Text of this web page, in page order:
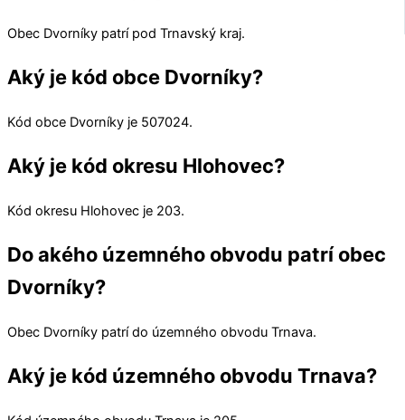
Obec Dvorníky patrí pod Trnavský kraj.
Aký je kód obce Dvorníky?
Kód obce Dvorníky je 507024.
Aký je kód okresu Hlohovec?
Kód okresu Hlohovec je 203.
Do akého územného obvodu patrí obec
Dvorníky?
Obec Dvorníky patrí do územného obvodu Trnava.
Aký je kód územného obvodu Trnava?